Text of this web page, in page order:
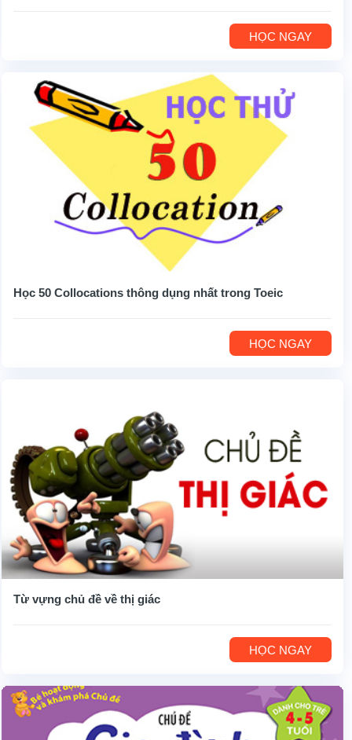
HỌC NGAY
Học 50 Collocations thông dụng nhất trong Toeic
HỌC NGAY
Từ vựng chủ đề về thị giác
HỌC NGAY